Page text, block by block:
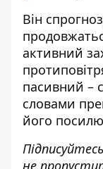
Він
активний
пасивний –
словами
його
не